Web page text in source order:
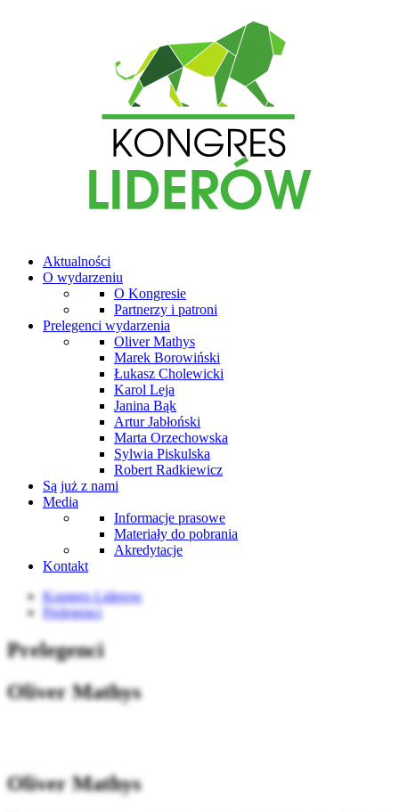
Aktualności
O wydarzeniu
O Kongresie
Partnerzy i patroni
Prelegenci wydarzenia
Oliver Mathys
Marek Borowiński
Łukasz Cholewicki
Karol Leja
Janina Bąk
Artur Jabłoński
Marta Orzechowska
Sylwia Piskulska
Robert Radkiewicz
Są już z nami
Media
Informacje prasowe
Materiały do pobrania
Akredytacje
Kontakt
Kongres Liderow
Prelegenci
Prelegenci
Oliver Mathys
Oliver Mathys